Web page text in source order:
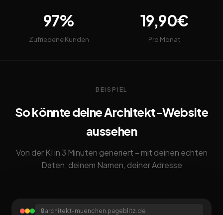
97%
Zufriedene Kunden
19,90€
Pro Monat
BEISPIEL
So könnte deine Architekt-Website
aussehen
Von der KI in 3 Minuten generiert – mit deinen echten
Daten, deinem Namen, deiner Adresse
🔒architekt-muenchen.pageblitz.de